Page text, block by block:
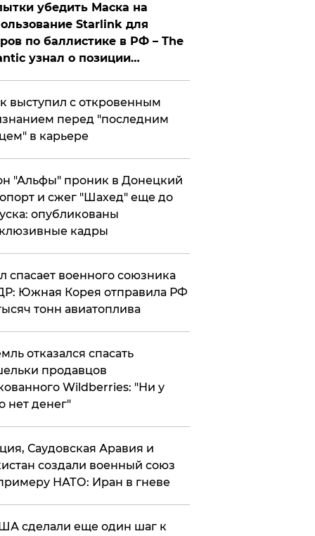
убедить Маска на
Starlink для
по баллистике в РФ – The
узнал о позиции
выступил с откровенным
перед "последним
в карьере
"Альфы" проник в Донецкий
и сжег "Шахед" еще до
опубликованы
кадры
спасает военного союзника
Южная Корея отправила РФ
тонн авиатоплива
отказался спасать
продавцов
Wildberries: "Ни у
нет денег"
Саудовская Аравия и
создали военный союз
НАТО: Иран в гневе
сделали еще один шаг к